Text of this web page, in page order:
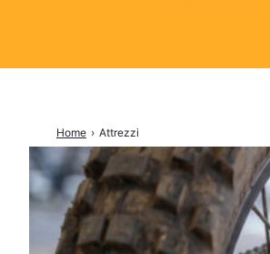
Home › Attrezzi